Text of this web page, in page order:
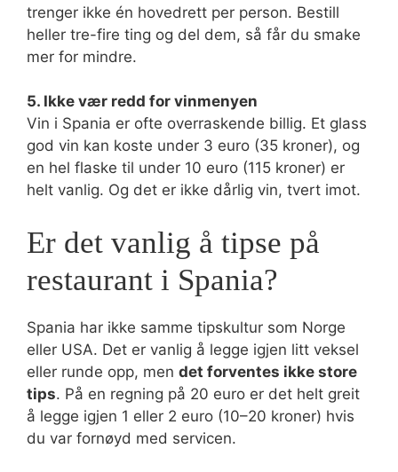
trenger ikke én hovedrett per person. Bestill
heller tre-fire ting og del dem, så får du smake
mer for mindre.
5. Ikke vær redd for vinmenyen
Vin i Spania er ofte overraskende billig. Et glass
god vin kan koste under 3 euro (35 kroner), og
en hel flaske til under 10 euro (115 kroner) er
helt vanlig. Og det er ikke dårlig vin, tvert imot.
Er det vanlig å tipse på
restaurant i Spania?
Spania har ikke samme tipskultur som Norge
eller USA. Det er vanlig å legge igjen litt veksel
eller runde opp, men det forventes ikke store
tips. På en regning på 20 euro er det helt greit
å legge igjen 1 eller 2 euro (10–20 kroner) hvis
du var fornøyd med servicen.